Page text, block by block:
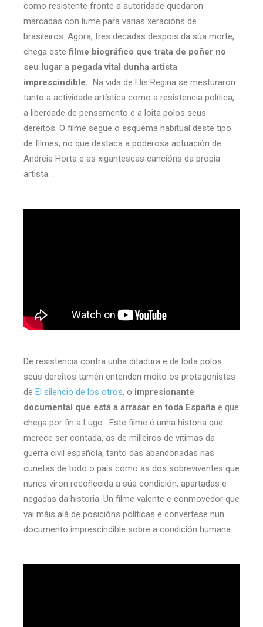
como resistente fronte a autoridade quedaron
marcadas con lume para varias xeracións de
brasileiros. Agora, tres décadas despois da súa morte,
chega estefilme biográfico que trata de poñer no
seu lugar a pegada vital dunha artista
imprescindible. Na vida de Elis Regina se mesturaron
tanto a actividade artística como a resistencia política,
a liberdade de pensamento e a loita polos seus
dereitos. O filme segue o esquema habitual deste tipo
de filmes, no que destaca a poderosa actuación de
Andreia Horta e as xigantescas cancións da propia
artista. .
De resistencia contra unha ditadura e de loita polos
seus dereitos tamén entenden moito os protagonistas
de El silencio de los otros, o impresionante
documental que está a arrasar en toda España e que
chega por fin a Lugo. Este filme é unha historia que
merece ser contada, as de milleiros de vítimas da
guerra civil española, tanto das abandonadas nas
cunetas de todo o país como as dos sobreviventes que
nunca viron recoñecida a súa condición, apartadas e
negadas da historia. Un filme valente e conmovedor que
vai máis alá de posicións políticas e convértese nun
documento imprescindible sobre a condición humana.